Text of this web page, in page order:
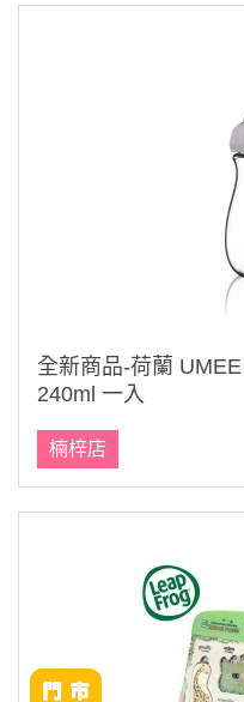
全新商品-荷蘭
240ml 一入
楠梓店